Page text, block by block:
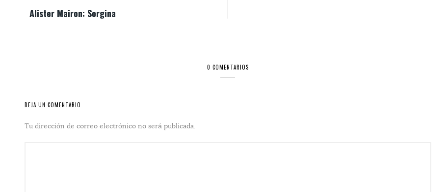
Alister Mairon: Sorgina
0 COMENTARIOS
DEJA UN COMENTARIO
Tu dirección de correo electrónico no será publicada.